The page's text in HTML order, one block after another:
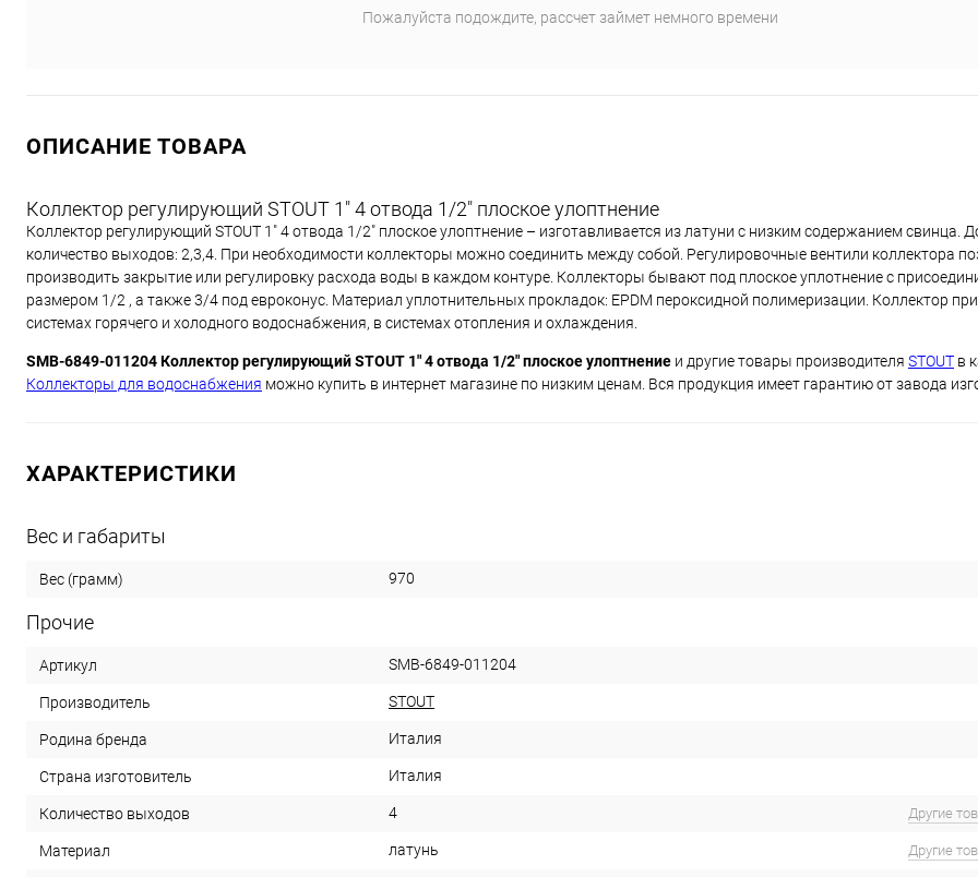
Пожалуйста подождите, рассчет займет немного времени
ОПИСАНИЕ ТОВАРА
Коллектор регулирующий STOUT 1" 4 отвода 1/2" плоское улоптнение
Коллектор регулирующий STOUT 1" 4 отвода 1/2" плоское улоптнение – изготавливается из латуни с низким содержанием свинца.
количество выходов: 2,3,4. При необходимости коллекторы можно соединить между собой. Регулировочные вентили коллектора
производить закрытие или регулировку расхода воды в каждом контуре. Коллекторы бывают под плоское уплотнение с
размером 1/2 , а также 3/4 под евроконус. Материал уплотнительных прокладок: EPDM пероксидной полимеризации. Коллектор
системах горячего и холодного водоснабжения, в системах отопления и охлаждения.
SMB-6849-011204 Коллектор регулирующий STOUT 1" 4 отвода 1/2" плоское улоптнение и другие товары производителя STOUT в
Коллекторы для водоснабжения можно купить в интернет магазине по низким ценам. Вся продукция имеет гарантию от завода
ХАРАКТЕРИСТИКИ
Вес и габариты
Вес (грамм) 970
Прочие
Артикул SMB-6849-011204
Производитель STOUT
Родина бренда Италия
Страна изготовитель Италия
Количество выходов 4 Другие
Материал латунь Другие